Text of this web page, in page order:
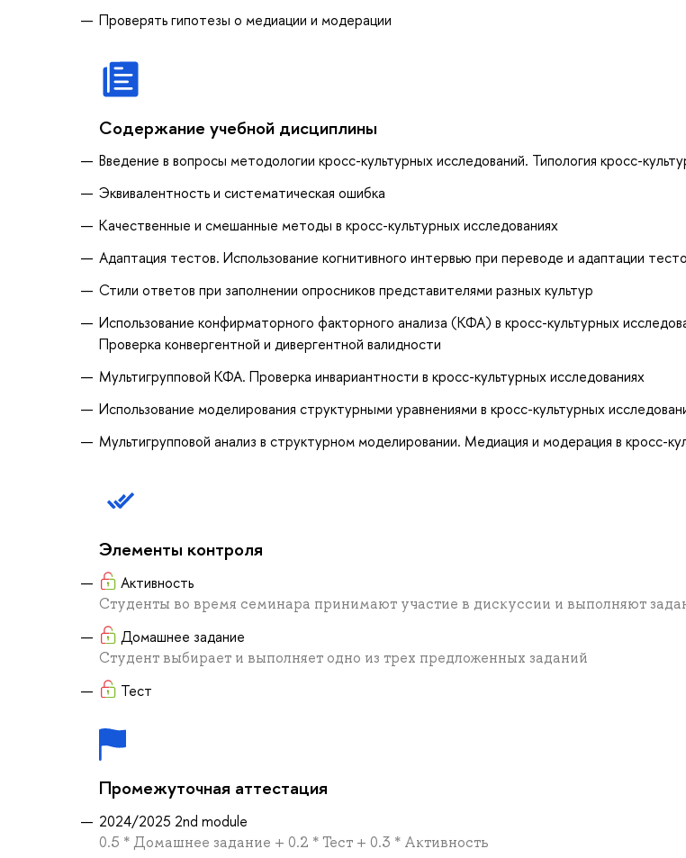
Проверять гипотезы о медиации и модерации
Содержание учебной дисциплины
Введение в вопросы методологии кросс-культурных исследований. Типология кросс-
Эквивалентность и систематическая ошибка
Качественные и смешанные методы в кросс-культурных исследованиях
Адаптация тестов. Использование когнитивного интервью при переводе и адаптации
Стили ответов при заполнении опросников представителями разных культур
Использование конфирматорного факторного анализа (КФА) в кросс-культурных
Проверка конвергентной и дивергентной валидности
Мультигрупповой КФА. Проверка инвариантности в кросс-культурных исследованиях
Использование моделирования структурными уравнениями в кросс-культурных
Мультигрупповой анализ в структурном моделировании. Медиация и модерация в кросс-
Элементы контроля
Активность
Студенты во время семинара принимают участие в дискуссии и выполняют
Домашнее задание
Студент выбирает и выполняет одно из трех предложенных заданий
Тест
Промежуточная аттестация
2024/2025 2nd module
0.5 * Домашнее задание + 0.2 * Тест + 0.3 * Активность